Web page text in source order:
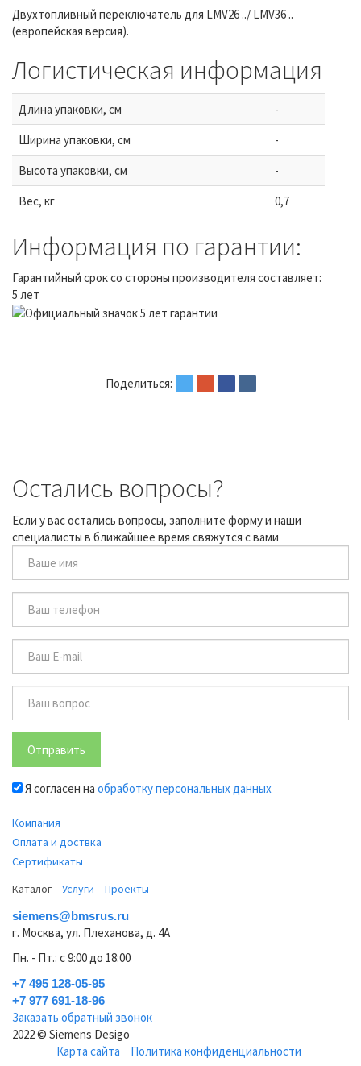
Двухтопливный переключатель для LMV26 ../ LMV36 ..
(европейская версия).
Логистическая информация
Длина упаковки, см
-
Ширина упаковки, см
-
Высота упаковки, см
-
Вес, кг
0,7
Информация по гарантии:
Гарантийный срок со стороны производителя составляет:
5 лет
Поделиться:
Остались вопросы?
Если у вас остались вопросы, заполните форму и наши
специалисты в ближайшее время свяжутся с вами
Отправить
Я согласен на обработку персональных данных
Компания
Оплата и доствка
Сертификаты
Каталог
Услуги Проекты
siemens@bmsrus.ru
г. Москва, ул. Плеханова, д. 4А
Пн. - Пт.: c 9:00 до 18:00
+7 495 128-05-95
+7 977 691-18-96
Заказать обратный звонок
2022 © Siemens Desigo
Карта сайта
Политика конфиденциальности